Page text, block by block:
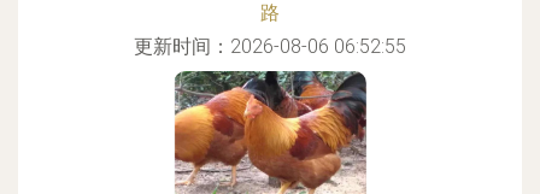
路
更新时间：2026-08-06 06:52:55